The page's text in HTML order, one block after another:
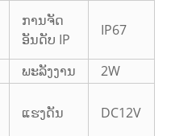
ການຈັດ
ອັນດັບ IP
IP67
ພະລັງງານ
2W
ແຮງດັນ DC12V